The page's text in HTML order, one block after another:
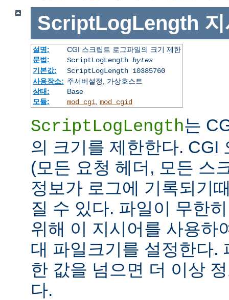
ScriptLogLength
설명:
CGI 스크립트 로그파일의 크기 제한
문법:
ScriptLogLength bytes
기본값:
ScriptLogLength 10385760
사용장소: 주서버설정, 가상호스트
상태:
Base
모듈:
mod_cgi mod_cgid
ScriptLogLength는
의 크기를 제한한다. CGI
(모든 요청 헤더, 모든 스
정보가 로그에 기록되기
질 수 있다. 파일이 무한
위해 이 지시어를 사용하
대 파일크기를 설정한다.
한 값을 넘으면 더 이상
다.